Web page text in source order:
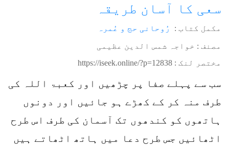
سعی کا آسان طریقہ
مکمل کتاب : رُوحانی حج و عُمرہ
مصنف : خواجہ شمس الدین عظیمی
مختصر لنک : https://iseek.online/?p=12838
سب سے پہلے صفا پر چڑھیں اور کعبۃ اللہ کی
طرف منہ کر کے کھڑے ہو جائیں اور دونوں
ہاتھوں کو کندھوں تک آسمان کی طرف اس طرح
اٹھائیں جس طرح دعا میں ہاتھ اٹھاتے ہیں